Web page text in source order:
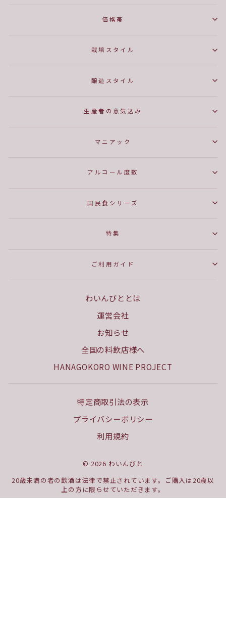
価格帯
栽培スタイル
醸造スタイル
生産者の意気込み
マニアック
アルコール度数
国民食シリーズ
特集
ご利用ガイド
わいんびととは
運営会社
お知らせ
全国の料飲店様へ
HANAGOKORO WINE PROJECT
特定商取引法の表示
プライバシーポリシー
利用規約
© 2026 わいんびと
20歳未満の者の飲酒は法律で禁止されています。ご購入は20歳以
上の方に限らせていただきます。